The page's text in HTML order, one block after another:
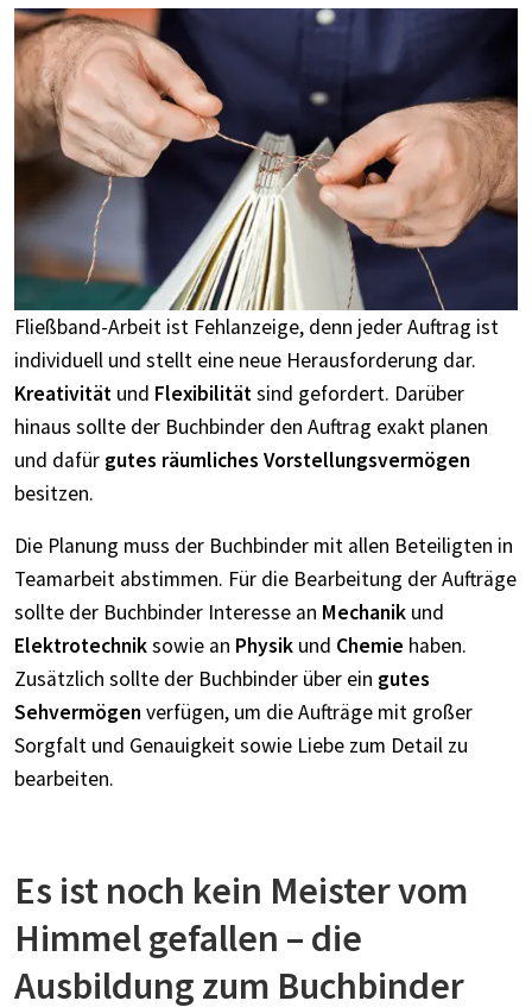
Fließband-Arbeit ist Fehlanzeige, denn jeder Auftrag ist
individuell und stellt eine neue Herausforderung dar.
Kreativität und Flexibilitätsind gefordert. Darüber
hinaus sollte der Buchbinder den Auftrag exakt planen
und dafür gutes räumliches Vorstellungsvermögen
besitzen.
Die Planung muss der Buchbinder mit allen Beteiligten in
Teamarbeit abstimmen. Für die Bearbeitung der Aufträge
sollte der Buchbinder Interesse an Mechanik und
Elektrotechniksowie an Physik und Chemie haben.
Zusätzlich sollte der Buchbinder über ein gutes
Sehvermögen verfügen, um die Aufträge mit großer
Sorgfalt und Genauigkeit sowie Liebe zum Detail zu
bearbeiten.
Es ist noch kein Meister vom
Himmel gefallen – die
Ausbildung zum Buchbinder